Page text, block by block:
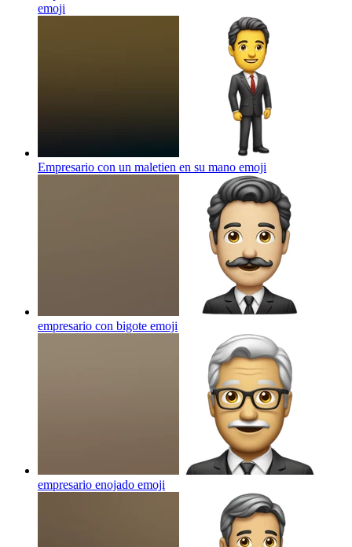
emoji
Empresario con un maletien en su mano emoji
empresario con bigote emoji
empresario enojado emoji